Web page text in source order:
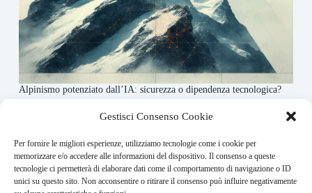
Gestisci Consenso Cookie
Per fornire le migliori esperienze, utilizziamo tecnologie come i cookie per
memorizzare e/o accedere alle informazioni del dispositivo. Il consenso a queste
tecnologie ci permetterà di elaborare dati come il comportamento di navigazione o ID
unici su questo sito. Non acconsentire o ritirare il consenso può influire negativamente
Alpinismo potenziato dall’IA: sicurezza o dipendenza tecnologica?
About this website
Rivistadellamontagna.it ogni giorno trova per te le principali
notizie su montagna trekking e alpinismo da tutto il mondo.